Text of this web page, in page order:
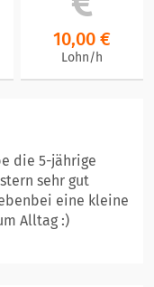
10,00 €
Lohn/h
die 5-jährige
sehr gut
eine kleine
Alltag :)